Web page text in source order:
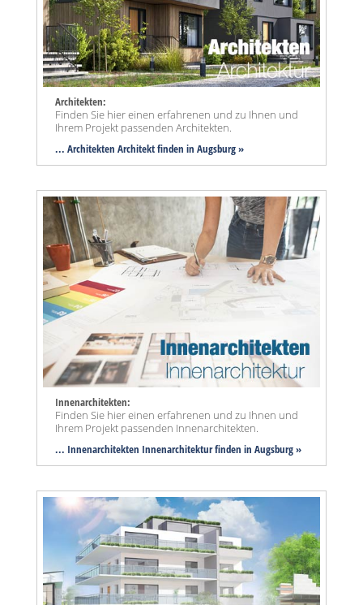
Architekten:
Finden Sie hier einen erfahrenen und zu Ihnen und
Ihrem Projekt passenden Architekten.
... Architekten Architekt finden in Augsburg »
Innenarchitekten:
Finden Sie hier einen erfahrenen und zu Ihnen und
Ihrem Projekt passenden Innenarchitekten.
... Innenarchitekten Innenarchitektur finden in Augsburg »